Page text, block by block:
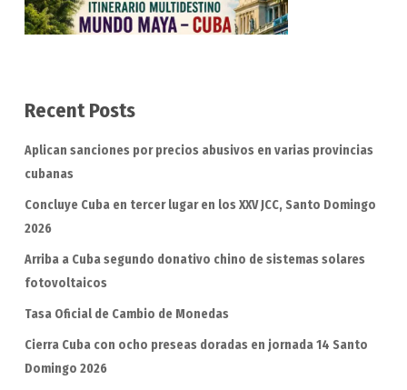
Recent Posts
Aplican sanciones por precios abusivos en varias provincias
cubanas
Concluye Cuba en tercer lugar en los XXV JCC, Santo Domingo
2026
Arriba a Cuba segundo donativo chino de sistemas solares
fotovoltaicos
Tasa Oficial de Cambio de Monedas
Cierra Cuba con ocho preseas doradas en jornada 14 Santo
Domingo 2026